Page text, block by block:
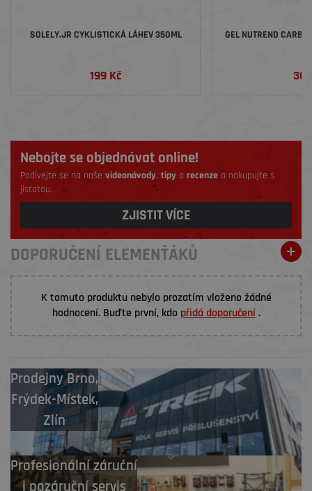
SOLELY.JR CYKLISTICKÁ LÁHEV 350ML
199 Kč
GEL NUTREND
36
Nebojte se objednávat online!
Podívejte se na naše videonávody,tipy a recenzea nakupujte s
jistotou.
ZJISTIT VÍCE
DOPORUČENÍ ELEMENŤÁKŮ
K tomuto produktu nebylo prozatím vloženo žádné
hodnocení. Buďte první, kdo přidá doporučení.
ProdejnyBrno,
Frýdek-Místek,
Zlín
Profesionální záruční
i pozáruční servis